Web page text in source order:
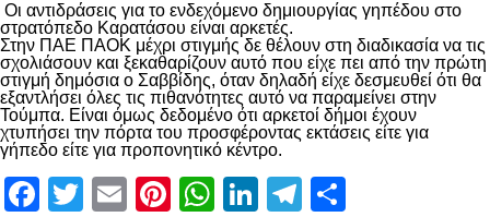
Οι αντιδράσεις για το ενδεχόμενο δημιουργίας γηπέδου στο
στρατόπεδο Καρατάσου είναι αρκετές.
Στην ΠΑΕ ΠΑΟΚ μέχρι στιγμής δε θέλουν στη διαδικασία να τις
σχολιάσουν και ξεκαθαρίζουν αυτό που είχε πει από την πρώτη
στιγμή δημόσια ο Σαββίδης, όταν δηλαδή είχε δεσμευθεί ότι θα
εξαντλήσει όλες τις πιθανότητες αυτό να παραμείνει στην
Τούμπα. Είναι όμως δεδομένο ότι αρκετοί δήμοι έχουν
χτυπήσει την πόρτα του προσφέροντας εκτάσεις είτε για
γήπεδο είτε για προπονητικό κέντρο.
Facebook
Twitter
EmailPinterest
WhatsApp
LinkedIn
Telegram